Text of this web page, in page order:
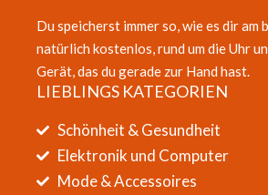
Du speicherst immer so, wie es dir am
natürlich kostenlos, rund um die Uhr
Gerät, das du gerade zur Hand hast.
LIEBLINGS KATEGORIEN
Schönheit & Gesundheit
Elektronik und Computer
Mode & Accessoires